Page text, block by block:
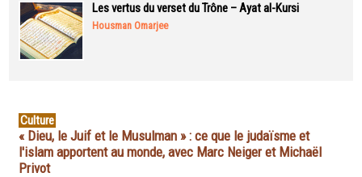
Les vertus du verset du Trône – Ayat al-Kursi
Housman Omarjee
Culture
« Dieu, le Juif et le Musulman » : ce que le judaïsme et
l'islam apportent au monde, avec Marc Neiger et Michaël
Privot